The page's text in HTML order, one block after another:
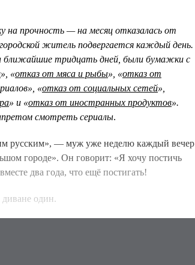
на прочность — на месяц отказалась от
житель подвергается каждый день.
ближайшие тридцать дней, были бумажки с
», «отказ от мяса и рыбы», «отказ от
«отказ от социальных сетей»,
» и «отказ от иностранных продуктов».
смотреть сериалы.
русским», — муж уже неделю каждый вечер
городе». Он говорит: «Я хочу постичь
два года, что ещё постигать!
диване один.